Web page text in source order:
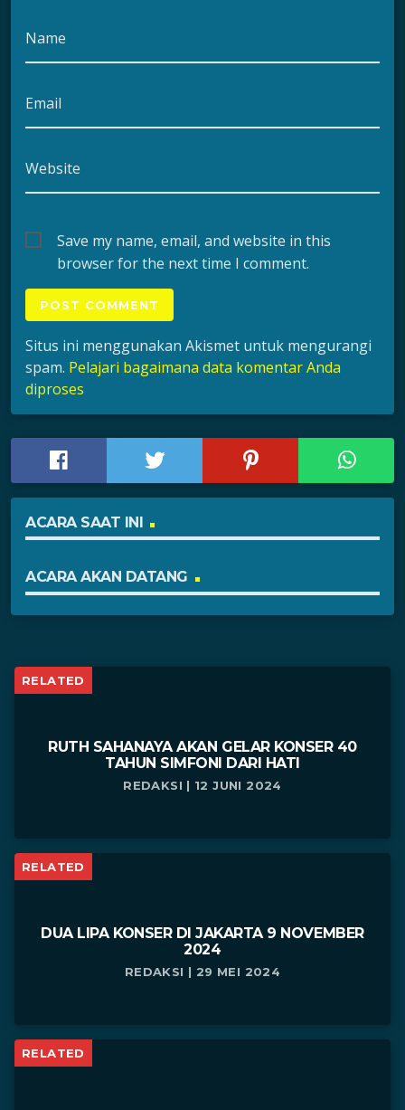
Name
Email
Website
Save my name, email, and website in this
browser for the next time I comment.
Situs ini menggunakan Akismet untuk mengurangi
spam. Pelajari bagaimana data komentar Anda
diproses
ACARA SAAT INI
ACARA AKAN DATANG
RELATED
RUTH SAHANAYA AKAN GELAR KONSER 40
TAHUN SIMFONI DARI HATI
REDAKSI | 12 JUNI 2024
RELATED
DUA LIPA KONSER DI JAKARTA 9 NOVEMBER
2024
REDAKSI | 29 MEI 2024
RELATED